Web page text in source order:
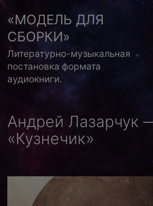
Перейти
содержимому
«МОДЕЛЬ ДЛЯ
СБОРКИ»
Литературно-музыкальная
постановка формата
аудиокниги.
Андрей Лазарчук
«Кузнечик»